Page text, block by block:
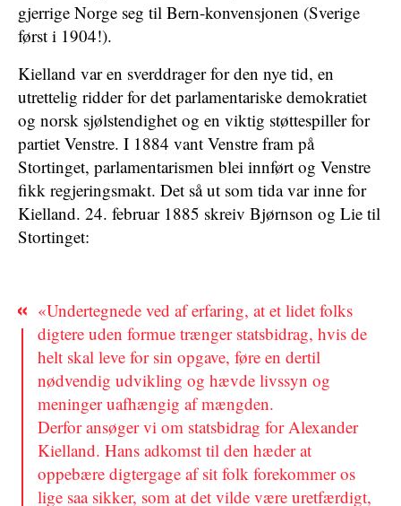
gjerrige Norge seg til Bern-konvensjonen (Sverige
først i 1904!).
Kielland var en sverddrager for den nye tid, en
utrettelig ridder for det parlamentariske demokratiet
og norsk sjølstendighet og en viktig støttespiller for
partiet Venstre. I 1884 vant Venstre fram på
Stortinget, parlamentarismen blei innført og Venstre
fikk regjeringsmakt. Det så ut som tida var inne for
Kielland. 24. februar 1885 skreiv Bjørnson og Lie til
Stortinget:
«Undertegnede ved af erfaring, at et lidet folks
digtere uden formue trænger statsbidrag, hvis de
helt skal leve for sin opgave, føre en dertil
nødvendig udvikling og hævde livssyn og
meninger uafhængig af mængden.
Derfor ansøger vi om statsbidrag for Alexander
Kielland. Hans adkomst til den hæder at
oppebære digtergage af sit folk forekommer os
lige saa sikker, som at det vilde være uretfærdigt,